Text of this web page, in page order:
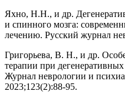
Яхно, Н.Н., и др.
и спинного мозга:
лечению. Русский журнал
Григорьева, В. Н., и др.
терапии при
Журнал неврологии и
2023;123(2):88-95.